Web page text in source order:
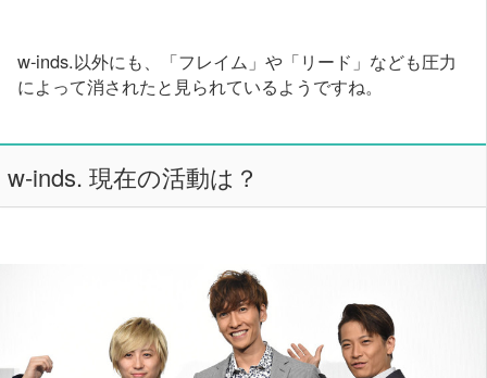
w-inds.以外にも、「フレイム」や「リード」なども圧力
によって消されたと見られているようですね。
w-inds. 現在の活動は？